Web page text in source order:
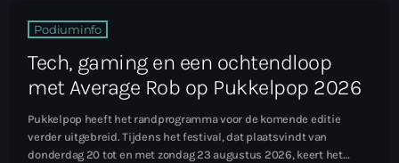
Podiuminfo
Tech, gaming en een ochtendloop
met Average Rob op Pukkelpop 2026
Pukkelpop heeft het randprogramma voor de komende editie
verder uitgebreid. Tijdens het festival, dat plaatsvindt van
donderdag 20 tot en met zondag 23 augustus 2026, keert het